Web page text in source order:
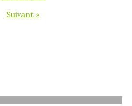
Suivant »